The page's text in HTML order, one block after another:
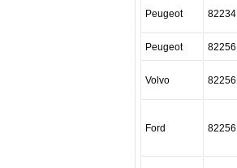
Peugeot 82234
Peugeot 82256
Volvo 82256
Ford 82256